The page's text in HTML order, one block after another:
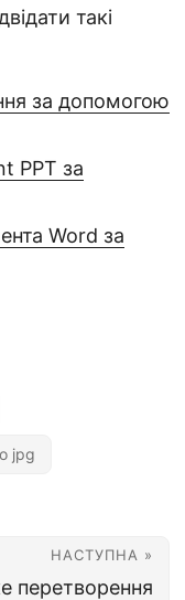
такі
за допомогою
PPT за
Word за
jpg
НАСТУПНА »
перетворення